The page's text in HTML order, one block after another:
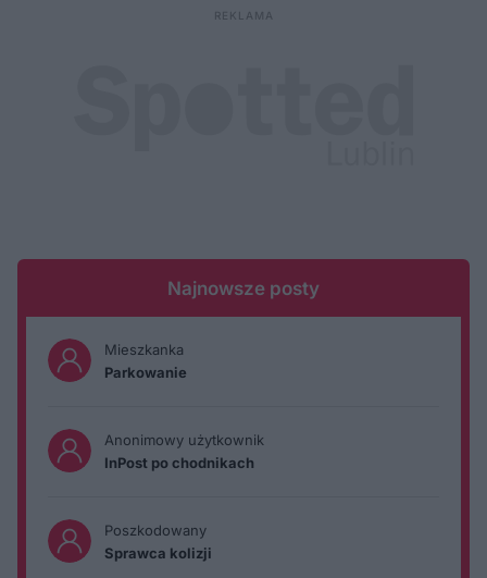
Najnowsze posty
Mieszkanka
Parkowanie
Anonimowy użytkownik
InPost po chodnikach
Poszkodowany
Sprawca kolizji